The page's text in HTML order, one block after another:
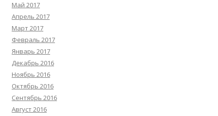
Май 2017
Апрель 2017
Март 2017
Февраль 2017
Январь 2017
Декабрь 2016
Ноябрь 2016
Октябрь 2016
Сентябрь 2016
Август 2016